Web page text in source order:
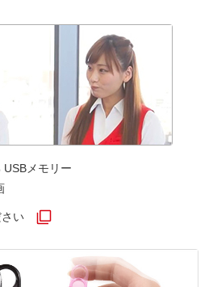
メモリー
い